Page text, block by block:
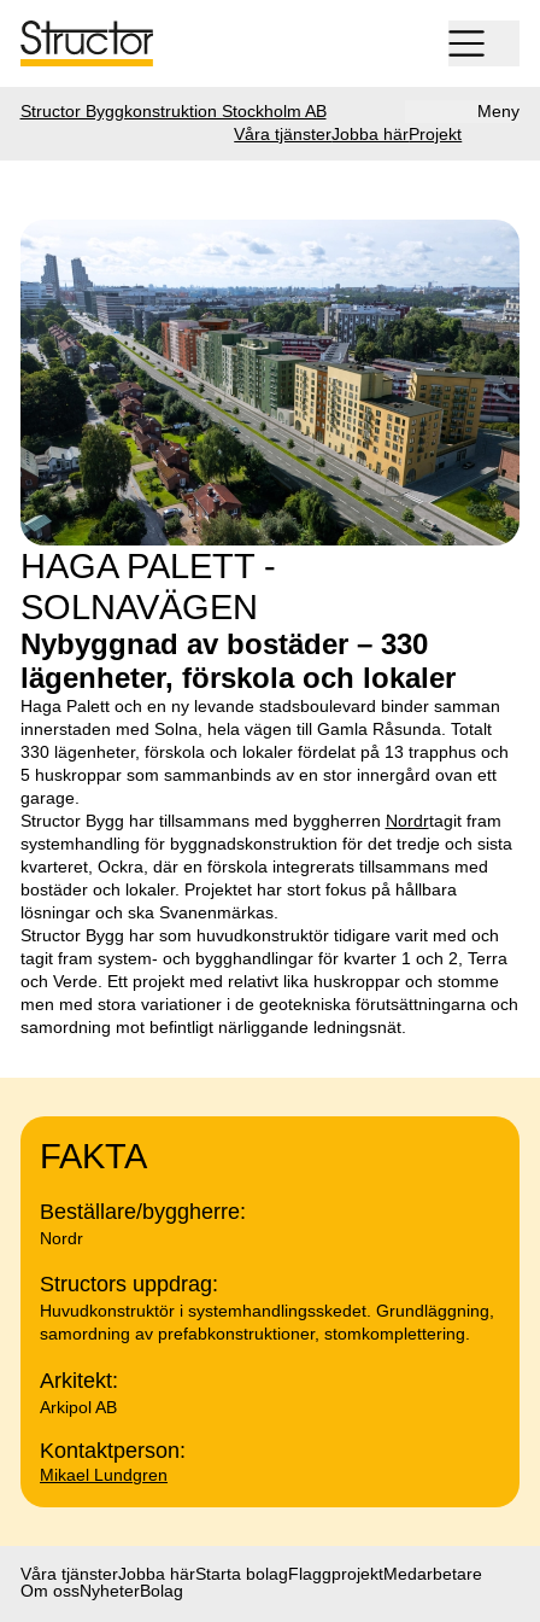
Structor Byggkonstruktion Stockholm AB
Meny
Våra tjänsterJobba härProjekt
HAGA PALETT -
SOLNAVÄGEN
Nybyggnad av bostäder – 330
lägenheter, förskola och lokaler
Haga Palett och en ny levande stadsboulevard binder samman
innerstaden med Solna, hela vägen till Gamla Råsunda. Totalt
330 lägenheter, förskola och lokaler fördelat på 13 trapphus och
5 huskroppar som sammanbinds av en stor innergård ovan ett
garage.
Structor Bygg har tillsammans med byggherren Nordrtagit fram
systemhandling för byggnadskonstruktion för det tredje och sista
kvarteret, Ockra, där en förskola integrerats tillsammans med
bostäder och lokaler. Projektet har stort fokus på hållbara
lösningar och ska Svanenmärkas.
Structor Bygg har som huvudkonstruktör tidigare varit med och
tagit fram system- och bygghandlingar för kvarter 1 och 2, Terra
och Verde. Ett projekt med relativt lika huskroppar och stomme
men med stora variationer i de geotekniska förutsättningarna och
samordning mot befintligt närliggande ledningsnät.
FAKTA
Beställare/byggherre:
Nordr
Structors uppdrag:
Huvudkonstruktör i systemhandlingsskedet. Grundläggning,
samordning av prefabkonstruktioner, stomkomplettering.
Arkitekt:
Arkipol AB
Kontaktperson:
Mikael Lundgren
Våra tjänsterJobba härStarta bolagFlaggprojektMedarbetare
Om ossNyheterBolag